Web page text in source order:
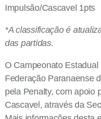
Impulsão/Cascavel 1pts
*A classificação é
das partidas.
O Campeonato
Federação Paranaense
pela Penalty, com apoio
Cascavel, através da